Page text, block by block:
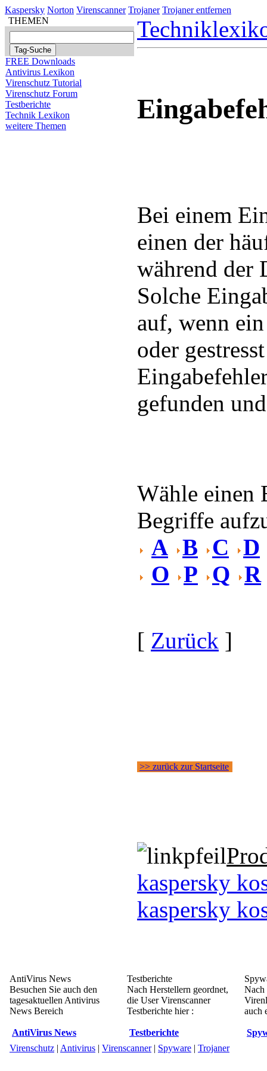
Kaspersky Norton Virenscanner Trojaner Trojaner entfernen
THEMEN
FREE Downloads
Antivirus Lexikon
Virenschutz Tutorial
Virenschutz Forum
Testberichte
Technik Lexikon
weitere Themen
Bei einem
einen der
während der
Solche
auf, wenn
oder
gefunden
Wähle einen
Begriffe
A B C
D
O P Q R
[ Zurück ]
>> zurück zur Startseite
kaspersky
kaspersky
AntiVirus News
Besuchen Sie auch den
tagesaktuellen Antivirus
News Bereich
AntiVirus News
Testberichte
Nach Herstellern geordnet,
die User Virenscanner
Testberichte hier :
Testberichte
Nach
auch
Virenschutz | Antivirus | Virenscanner| Spyware | Trojaner